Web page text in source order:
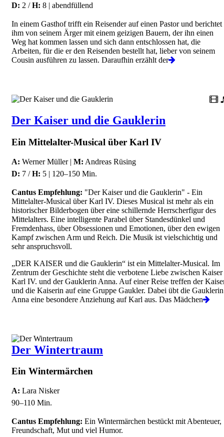
D: 2 /H: 8 | abendfüllend
In einem Gasthof trifft ein Reisender auf einen Pastor und berichtet
ihm von seinem Ärger mit einem geizigen Bauern, der ihn einen
Weg hat kommen lassen und sich dann entschlossen hat, die
Arbeiten, für die er den Reisenden bestellt hat, lieber von seinem
Cousin ausführen zu lassen. Daraufhin erzählt der
Der Kaiser und die Gauklerin
Ein Mittelalter-Musical über Karl IV
A: Werner Müller | M: Andreas Rüsing
D: 7 /H: 5 | 120–150 Min.
Cantus Empfehlung: "Der Kaiser und die Gauklerin" - Ein
Mittelalter-Musical über Karl IV. Dieses Musical ist mehr als ein
historischer Bilderbogen über eine schillernde Herrscherfigur des
Mittelalters. Eine intelligente Parabel über Standesdünkel und
Fremdenhass, über Obsessionen und Emotionen, über den ewigen
Kampf zwischen Arm und Reich. Die Musik ist vielschichtig und
sehr anspruchsvoll.
„DER KAISER und die Gauklerin“ ist ein Mittelalter-Musical. Im
Zentrum der Geschichte steht die verbotene Liebe zwischen Kaiser
Karl IV. und der Gauklerin Anna. Auf einer Reise treffen der
und die Kaiserin auf eine Gruppe Gaukler. Dabei übt die Gauklerin
Anna eine besondere Anziehung auf Karl aus. Das Mädchen
Der Wintertraum
Ein Wintermärchen
A: Lara Nisker
90–110 Min.
Cantus Empfehlung: Ein Wintermärchen bestückt mit Abenteuer,
Freundschaft, Mut und viel Humor.